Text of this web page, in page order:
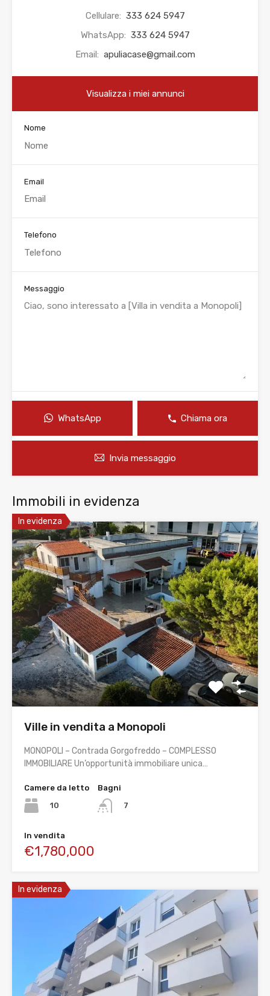
Cellulare: 333 624 5947
WhatsApp: 333 624 5947
Email: apuliacase@gmail.com
Visualizza i miei annunci
Nome
Email
Telefono
Messaggio
WhatsApp Chiama ora
Invia messaggio
Immobili in evidenza
In evidenza
Ville in vendita a Monopoli
MONOPOLI – Contrada Gorgofreddo – COMPLESSO
IMMOBILIARE Un’opportunità immobiliare unica…
Camere da letto
10
Bagni
7
In vendita
€1,780,000
In evidenza